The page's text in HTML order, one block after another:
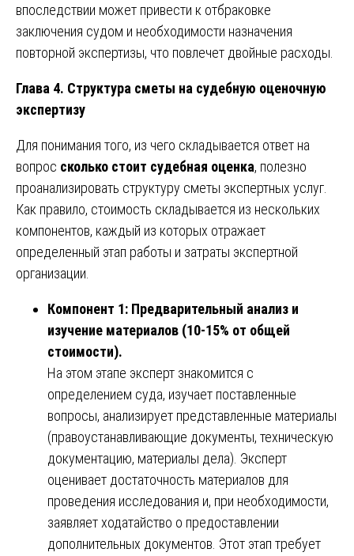
впоследствии может привести к отбраковке
заключения судом и необходимости назначения
повторной экспертизы, что повлечет двойные расходы.
Глава 4. Структура сметы на судебную оценочную
экспертизу
Для понимания того, из чего складывается ответ на
вопрос сколько стоит судебная оценка, полезно
проанализировать структуру сметы экспертных услуг.
Как правило, стоимость складывается из нескольких
компонентов, каждый из которых отражает
определенный этап работы и затраты экспертной
организации.
Компонент 1: Предварительный анализ и
изучение материалов (10-15% от общей
стоимости).
На этом этапе эксперт знакомится с
определением суда, изучает поставленные
вопросы, анализирует представленные материалы
(правоустанавливающие документы, техническую
документацию, материалы дела). Эксперт
оценивает достаточность материалов для
проведения исследования и, при необходимости,
заявляет ходатайство о предоставлении
дополнительных документов. Этот этап требует